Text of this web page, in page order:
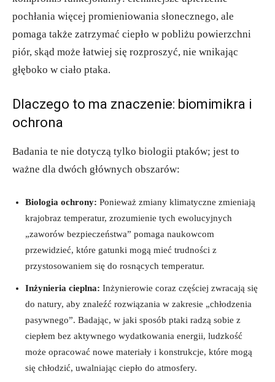
pochłania więcej promieniowania słonecznego, ale
pomaga także zatrzymać ciepło w pobliżu powierzchni
piór, skąd może łatwiej się rozproszyć, nie wnikając
głęboko w ciało ptaka.
Dlaczego to ma znaczenie: biomimikra i
ochrona
Badania te nie dotyczą tylko biologii ptaków; jest to
ważne dla dwóch głównych obszarów:
Biologia ochrony: Ponieważ zmiany klimatyczne zmieniają
krajobraz temperatur, zrozumienie tych ewolucyjnych
„zaworów bezpieczeństwa” pomaga naukowcom
przewidzieć, które gatunki mogą mieć trudności z
przystosowaniem się do rosnących temperatur.
Inżynieria cieplna: Inżynierowie coraz częściej zwracają się
do natury, aby znaleźć rozwiązania w zakresie „chłodzenia
pasywnego”. Badając, w jaki sposób ptaki radzą sobie z
ciepłem bez aktywnego wydatkowania energii, ludzkość
może opracować nowe materiały i konstrukcje, które mogą
się chłodzić, uwalniając ciepło do atmosfery.